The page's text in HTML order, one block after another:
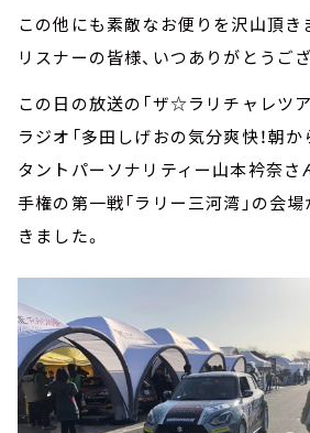
この他にも素敵なお便りを沢山頂き
リスナーの皆様、いつありがとうご
この日の放送の「ザ☆ラリチャレツア
ラジオ「多田しげおの気分爽快！朝か
タントパーソナリティー山本衿奈さ
手権の第一戦「ラリー三河湾」の会
きました。